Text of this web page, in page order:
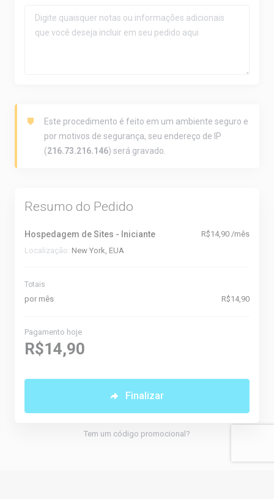
Este procedimento é feito em um ambiente seguro e
por motivos de segurança, seu endereço de IP
(216.73.216.146) será gravado.
Resumo do Pedido
Hospedagem de Sites - Iniciante
R$14,90 /mês
Localização: New York, EUA
Totais
por mês R$14,90
Pagamento hoje
R$14,90
Finalizar
Tem um código promocional?